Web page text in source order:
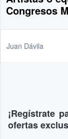
Congresos
Juan Dávila
¡Regístrate
ofertas